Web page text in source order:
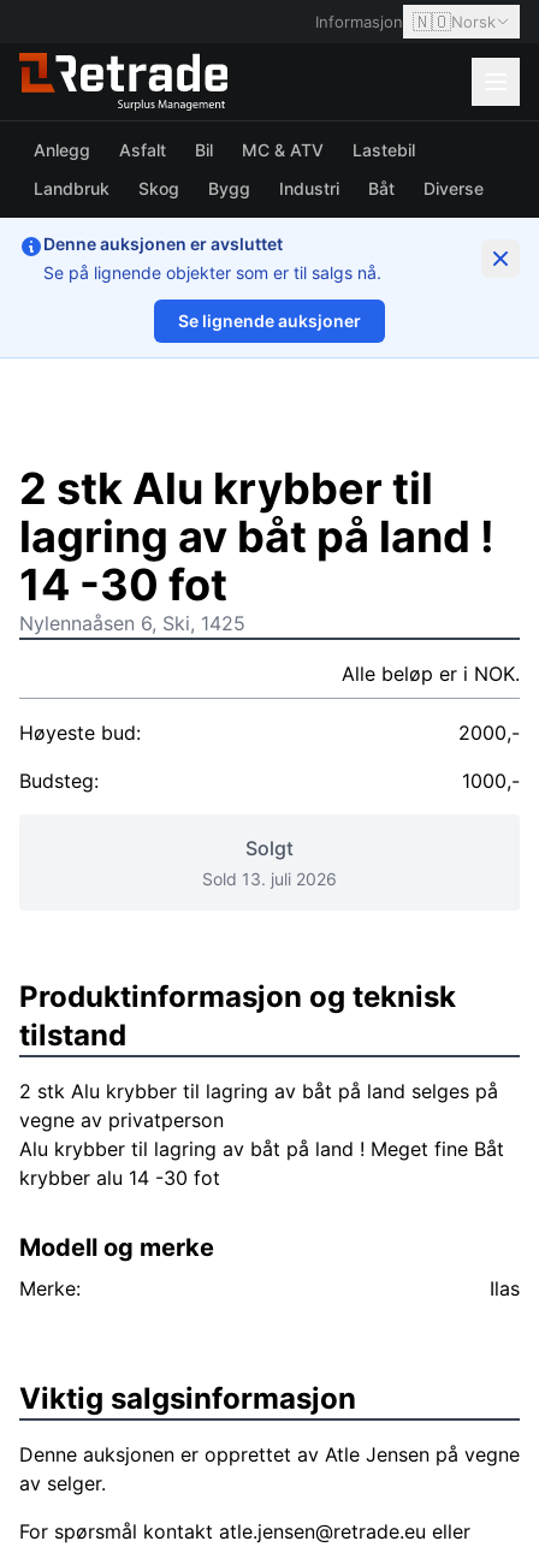
Informasjon 🇳🇴Norsk
Anlegg Asfalt Bil MC & ATV
Lastebil
Landbruk
Skog Bygg Industri Båt Diverse
Denne auksjonen er avsluttet
Se på lignende objekter som er til salgs nå.
Se lignende auksjoner
1/5
2 stk Alu krybber til
lagring av båt på land !
14 -30 fot
Nylennaåsen 6, Ski, 1425
Alle beløp er i NOK.
Høyeste bud:
2000,-
Budsteg:
1000,-
Solgt
Sold 13. juli 2026
Produktinformasjon og teknisk
tilstand
2 stk Alu krybber til lagring av båt på land selges på
vegne av privatperson
Alu krybber til lagring av båt på land ! Meget fine Båt
krybber alu 14 -30 fot
Modell og merke
Merke: Ilas
Viktig salgsinformasjon
Denne auksjonen er opprettet av Atle Jensen på vegne
av selger.
For spørsmål kontakt atle.jensen@retrade.eu eller